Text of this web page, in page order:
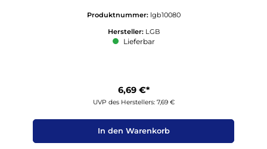
Produktnummer: lgb10080
Hersteller: LGB
Lieferbar
6,69 €*
UVP des Herstellers: 7,69 €
In den Warenkorb